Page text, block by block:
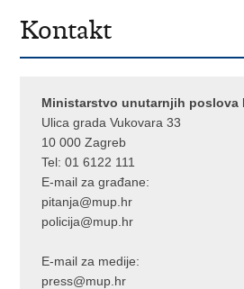
Kontakt
Ministarstvo unutarnjih poslova
Ulica grada Vukovara 33
10 000 Zagreb
Tel:01 6122 111
E-mail za građane:
pitanja@mup.hr
policija@mup.hr
E-mail za medije:
press@mup.hr